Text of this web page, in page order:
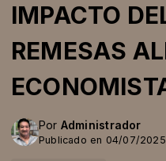
IMPACTO
REMESAS
Por Administrador
Publicado en 04/07/2025